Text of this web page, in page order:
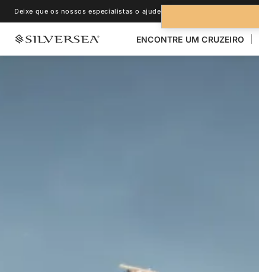
Deixe que os nossos especialistas o ajudem.
ENCONTRE UM CRUZEIRO